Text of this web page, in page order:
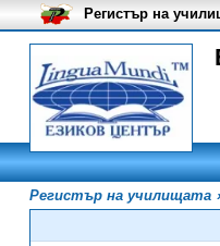
Регистър на
Регистър на училищата